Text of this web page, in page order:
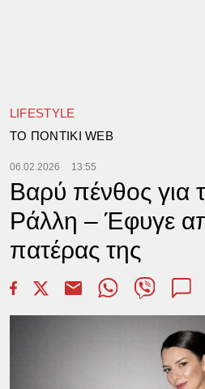
LIFESTYLE
TΟ ΠΟΝΤΙΚΙ WEB
06.02.2026 13:55
Βαρύ πένθος για
Ράλλη – Έφυγε
πατέρας της